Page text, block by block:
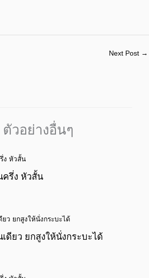
Next Post →
ตัวอย่างอื่นๆ
รึ่ง หัวสั้น
ดียว ยกสูงให้นั่งกระบะได้